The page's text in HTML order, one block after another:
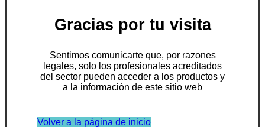
Gracias por tu visita
Sentimos comunicarte que, por razones
legales, solo los profesionales acreditados
del sector pueden acceder a los productos y
a la información de este sitio web
Volver a la página de inicio